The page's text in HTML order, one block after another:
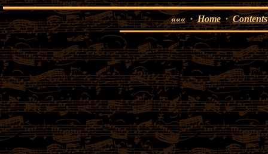
«««·Home·Contents